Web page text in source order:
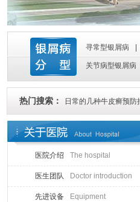
寻常型银屑病
关节病型银屑病
热门搜索： 日常的几种牛皮癣预防
医院介绍 The hospital
医生团队 Doctor introduction
先进设备 Equipment